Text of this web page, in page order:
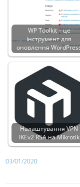
WP Toolkit – це
інструмент для
оновлення
Налаштування VPN
IKEv2 RSA на Mikrotik
03/01/2020